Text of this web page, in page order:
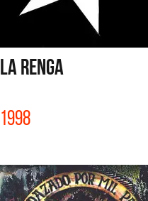
LA RENGA
1998